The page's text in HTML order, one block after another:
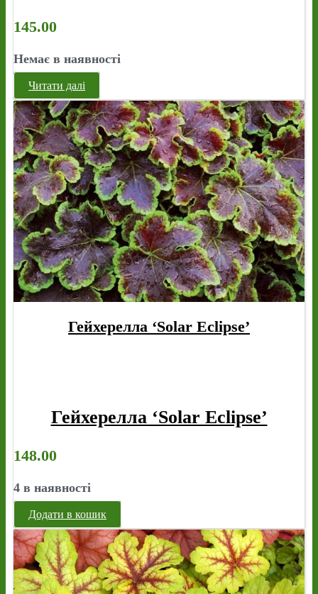
145.00
Немає в наявності
Читати далі
Гейхерелла ‘Solar Eclipse’
Гейхерелла ‘Solar Eclipse’
148.00
4 в наявності
Додати в кошик